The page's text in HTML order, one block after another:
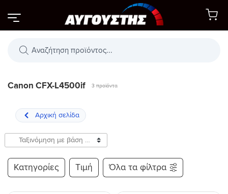
στο
περιεχόμενο
Αναζήτηση
Canon CFX-L4500if 3 προϊόντα
Κατηγορίες Τιμή Όλα τα φίλτρα